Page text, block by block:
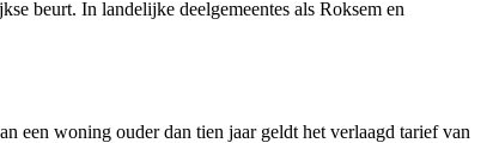
beurt. In landelijke deelgemeentes als Roksem en
een woning ouder dan tien jaar geldt het verlaagd tarief van